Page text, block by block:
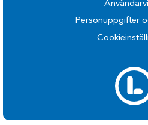
Personuppgifter